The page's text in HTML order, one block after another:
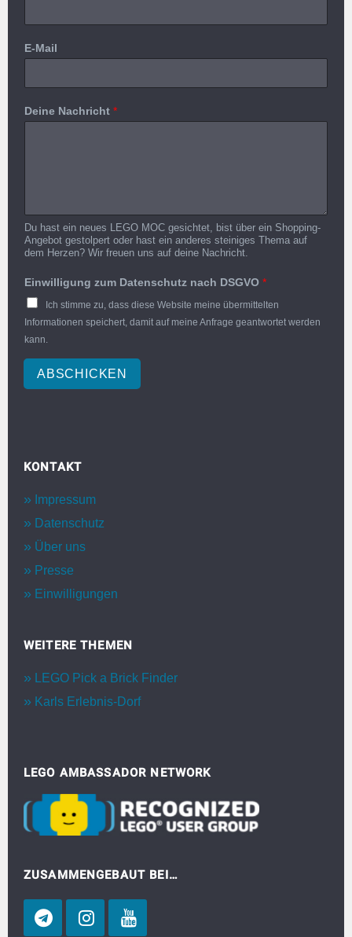
E-Mail
Deine Nachricht *
Du hast ein neues LEGO MOC gesichtet, bist über ein Shopping-
Angebot gestolpert oder hast ein anderes steiniges Thema auf
dem Herzen? Wir freuen uns auf deine Nachricht.
Einwilligung zum Datenschutz nach DSGVO *
Ich stimme zu, dass diese Website meine übermittelten
Informationen speichert, damit auf meine Anfrage geantwortet werden
kann.
ABSCHICKEN
KONTAKT
Impressum
Datenschutz
Über uns
Presse
Einwilligungen
WEITERE THEMEN
LEGO Pick a Brick Finder
Karls Erlebnis-Dorf
LEGO AMBASSADOR NETWORK
ZUSAMMENGEBAUT BEI…